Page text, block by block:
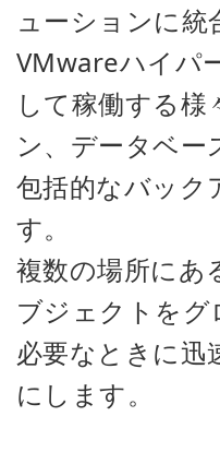
ューションに統
VMwareハイパ
して稼働する様
ン、データベー
包括的なバック
す。
複数の場所にあ
ブジェクトをグ
必要なときに迅
にします。